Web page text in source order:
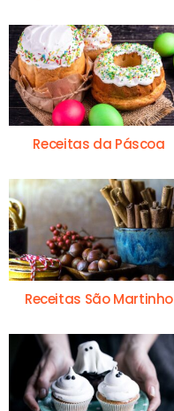
Receitas da Páscoa
Receitas São Martinho